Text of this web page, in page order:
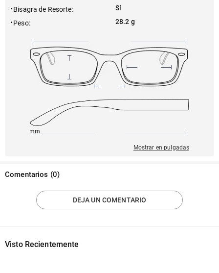
Bisagra de Resorte:
Sí
Peso: 28.2 g
140mm
Mostrar en pulgadas
Comentarios (0)
DEJA UN COMENTARIO
Visto Recientemente